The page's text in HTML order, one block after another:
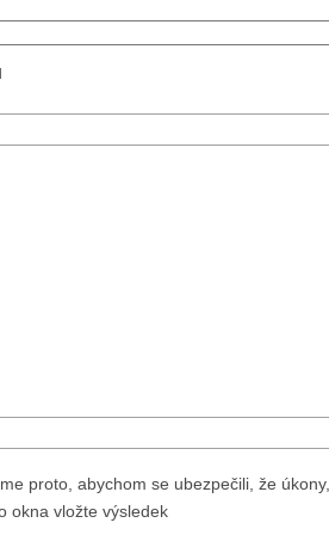
proto, abychom se ubezpečili, že
okna vložte výsledek